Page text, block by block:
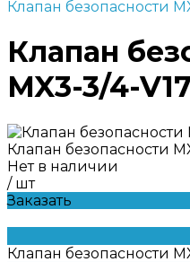
Клапан безопасности
Клапан
MX3-3/4-
Клапан безопасности
Нет в наличии
/ шт
Заказать
Клапан безопасности